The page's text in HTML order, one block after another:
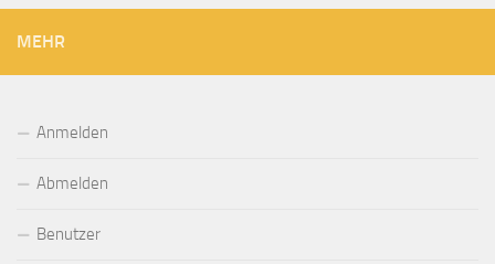
MEHR
Anmelden
Abmelden
Benutzer